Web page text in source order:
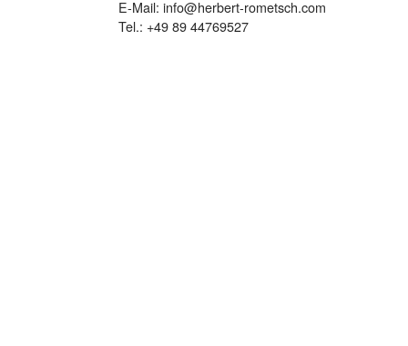
E-Mail: info@herbert-rometsch.com
Tel.: +49 89 44769527